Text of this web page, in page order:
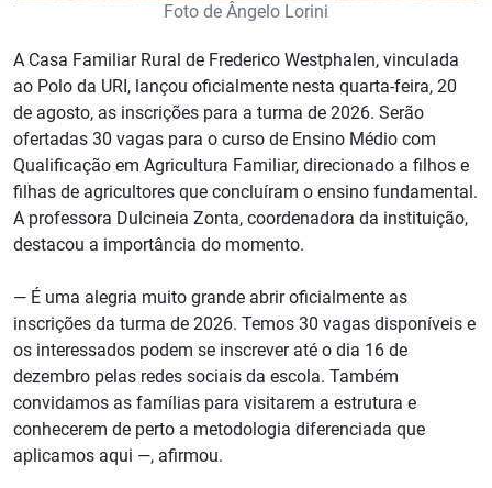
Foto de Ângelo Lorini
A Casa Familiar Rural de Frederico Westphalen, vinculada
ao Polo da URI, lançou oficialmente nesta quarta-feira, 20
de agosto, as inscrições para a turma de 2026. Serão
ofertadas 30 vagas para o curso de Ensino Médio com
Qualificação em Agricultura Familiar, direcionado a filhos e
filhas de agricultores que concluíram o ensino fundamental.
A professora Dulcineia Zonta, coordenadora da instituição,
destacou a importância do momento.
— É uma alegria muito grande abrir oficialmente as
inscrições da turma de 2026. Temos 30 vagas disponíveis e
os interessados podem se inscrever até o dia 16 de
dezembro pelas redes sociais da escola. Também
convidamos as famílias para visitarem a estrutura e
conhecerem de perto a metodologia diferenciada que
aplicamos aqui —, afirmou.